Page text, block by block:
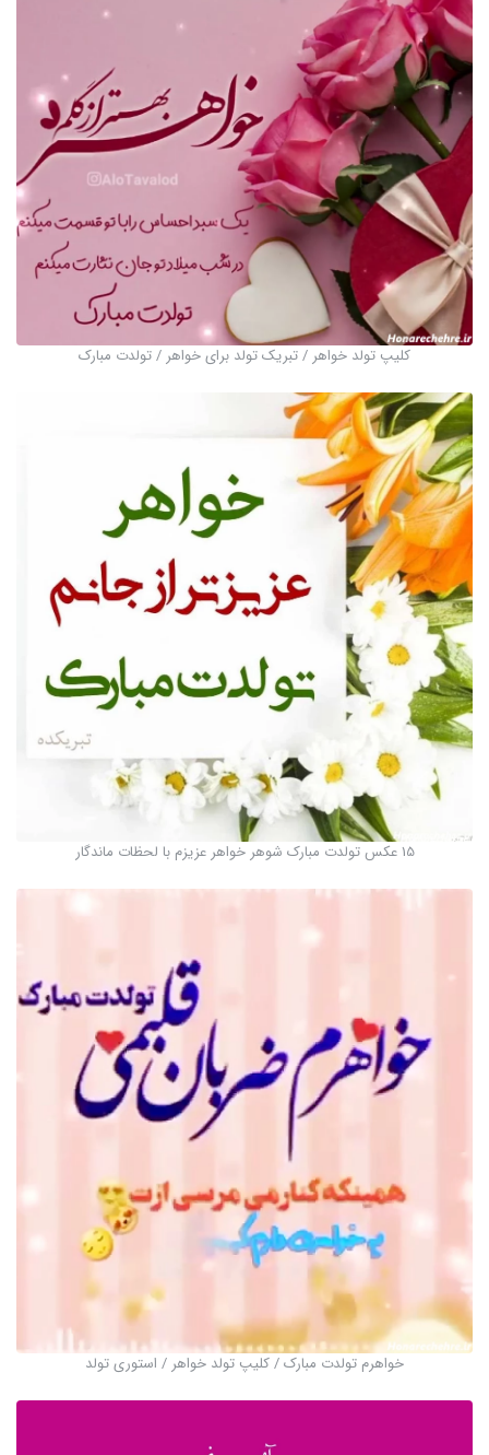
کلیپ تولد خواهر / تبریک تولد برای خواهر / تولدت مبارک
15 عکس تولدت مبارک شوهر خواهر عزیزم با لحظات ماندگار
خواهرم تولدت مبارک / کلیپ تولد خواهر / استوری تولد